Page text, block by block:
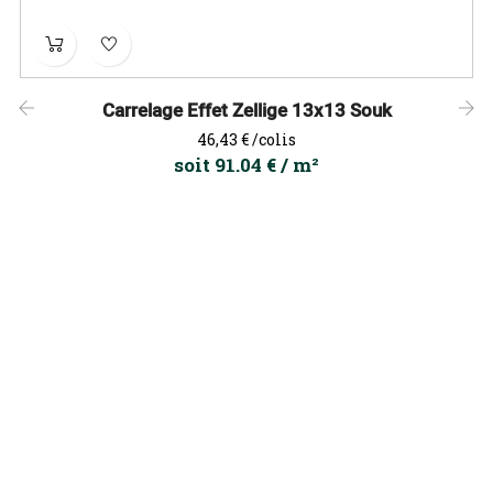
Carrelage Effet Zellige 13x13 Souk
Prix
46,43 €/colis
soit 91.04 € / m²